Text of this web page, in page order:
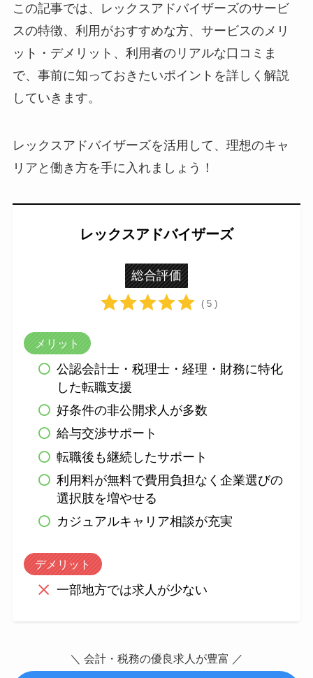
この記事では、レックスアドバイザーズのサービ
スの特徴、利用がおすすめな方、サービスのメリ
ット・デメリット、利用者のリアルな口コミま
で、事前に知っておきたいポイントを詳しく解説
していきます。
レックスアドバイザーズを活用して、理想のキャ
リアと働き方を手に入れましょう！
レックスアドバイザーズ
総合評価
( 5 )
メリット
公認会計士・税理士・経理・財務に特化
した転職支援
好条件の非公開求人が多数
給与交渉サポート
転職後も継続したサポート
利用料が無料で費用負担なく企業選びの
選択肢を増やせる
カジュアルキャリア相談が充実
デメリット
一部地方では求人が少ない
＼ 会計・税務の優良求人が豊富 ／